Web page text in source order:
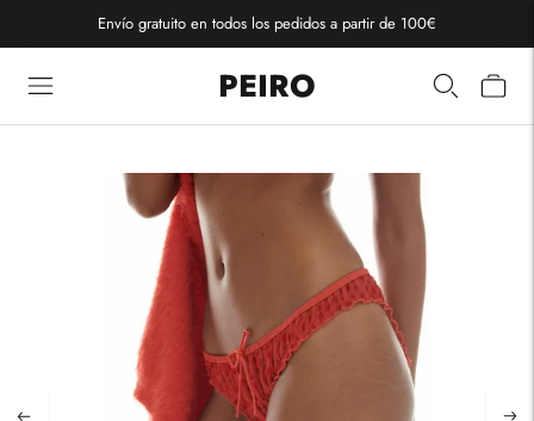
Envío gratuito en todos los pedidos a partir de 100€
PEIRO